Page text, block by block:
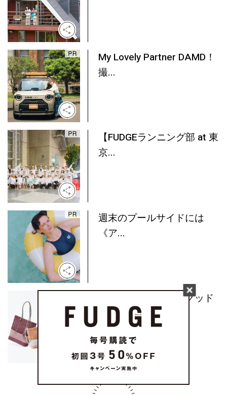
My Lovely Partner DAMD！
撮...
【FUDGEランニング部 at 東
京...
週末のプールサイドには
《ア...
水洗いもできる！《グッド
グ...